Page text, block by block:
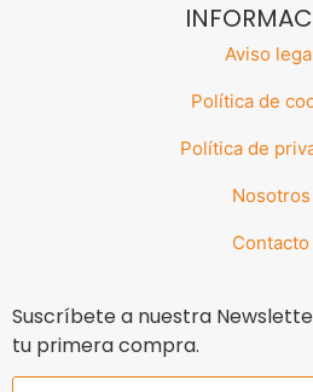
Aviso
Política de
Política de
Nosotros
Contacto
Suscríbete a nuestra
tu primera compra.